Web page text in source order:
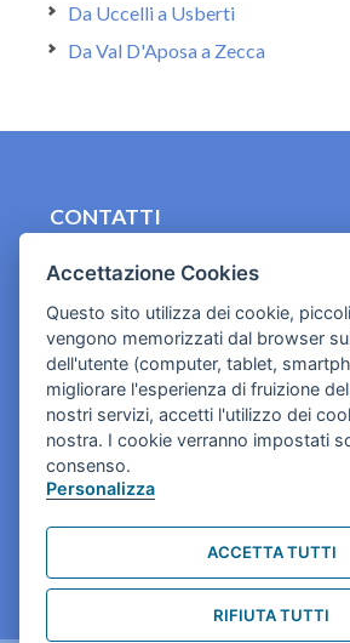
Da Uccelli a Usberti
Da Val D'Aposa a Zecca
CONTATTI
Cookies e informativa privacy
Accettazione Cookies
Questo sito utilizza dei cookie,
vengono memorizzati dal browser
dell'utente (computer, tablet,
migliorare l'esperienza di fruizione
nostri servizi, accetti l'utilizzo dei
nostra. I cookie verranno impostati
consenso.
Personalizza
ACCETTA TUTTI
RIFIUTA TUTTI